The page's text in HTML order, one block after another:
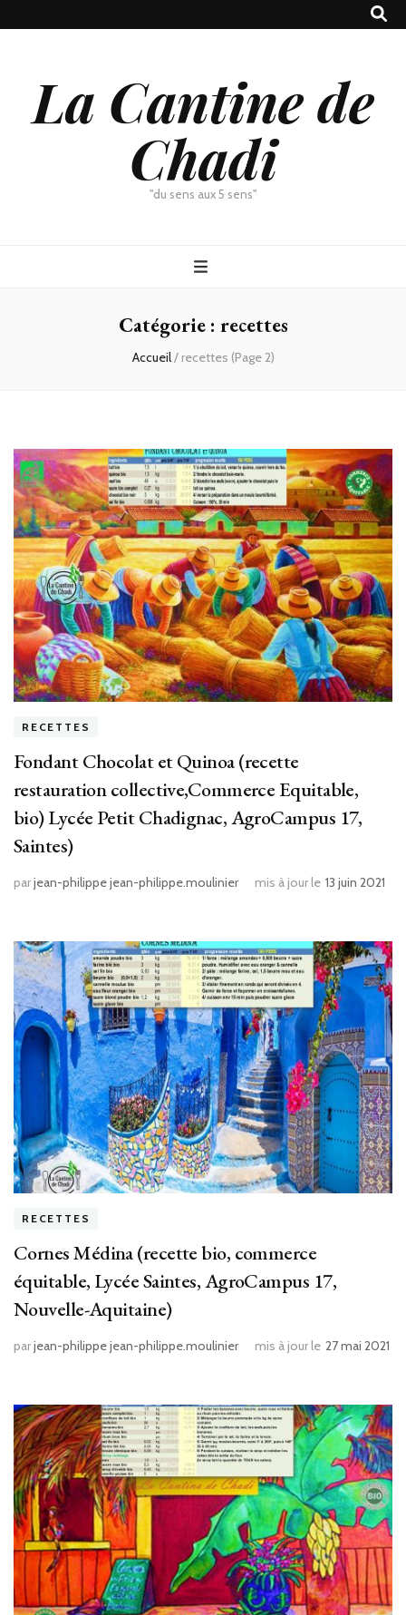
La Cantine de
Chadi
"du sens aux 5 sens"
Catégorie : recettes
Accueil/ recettes (Page 2)
RECETTES
Fondant Chocolat et Quinoa (recette
restauration collective,Commerce Equitable,
bio) Lycée Petit Chadignac, AgroCampus 17,
Saintes)
parjean-philippe jean-philippe.moulinier mis à jour le 13 juin 2021
RECETTES
Cornes Médina (recette bio, commerce
équitable, Lycée Saintes, AgroCampus 17,
Nouvelle-Aquitaine)
parjean-philippe jean-philippe.moulinier mis à jour le 27 mai 2021